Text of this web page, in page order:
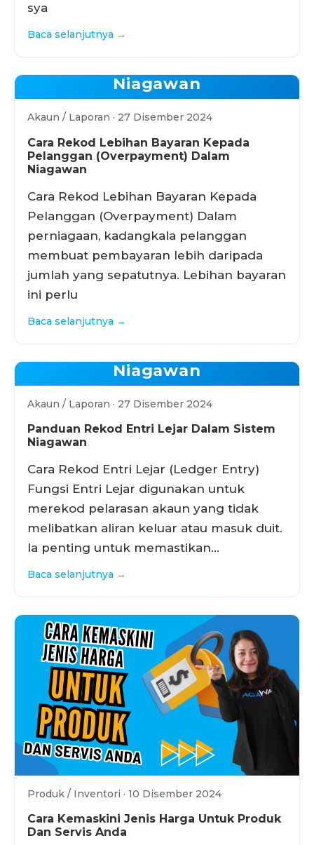
sya
Baca selanjutnya →
Niagawan
Akaun / Laporan · 27 Disember 2024
Cara Rekod Lebihan Bayaran Kepada
Pelanggan (Overpayment) Dalam
Niagawan
Cara Rekod Lebihan Bayaran Kepada
Pelanggan (Overpayment) Dalam
perniagaan, kadangkala pelanggan
membuat pembayaran lebih daripada
jumlah yang sepatutnya. Lebihan bayaran
ini perlu
Baca selanjutnya →
Niagawan
Akaun / Laporan · 27 Disember 2024
Panduan Rekod Entri Lejar Dalam Sistem
Niagawan
Cara Rekod Entri Lejar (Ledger Entry)
Fungsi Entri Lejar digunakan untuk
merekod pelarasan akaun yang tidak
melibatkan aliran keluar atau masuk duit.
Ia penting untuk memastikan…
Baca selanjutnya →
Produk / Inventori · 10 Disember 2024
Cara Kemaskini Jenis Harga Untuk Produk
Dan Servis Anda